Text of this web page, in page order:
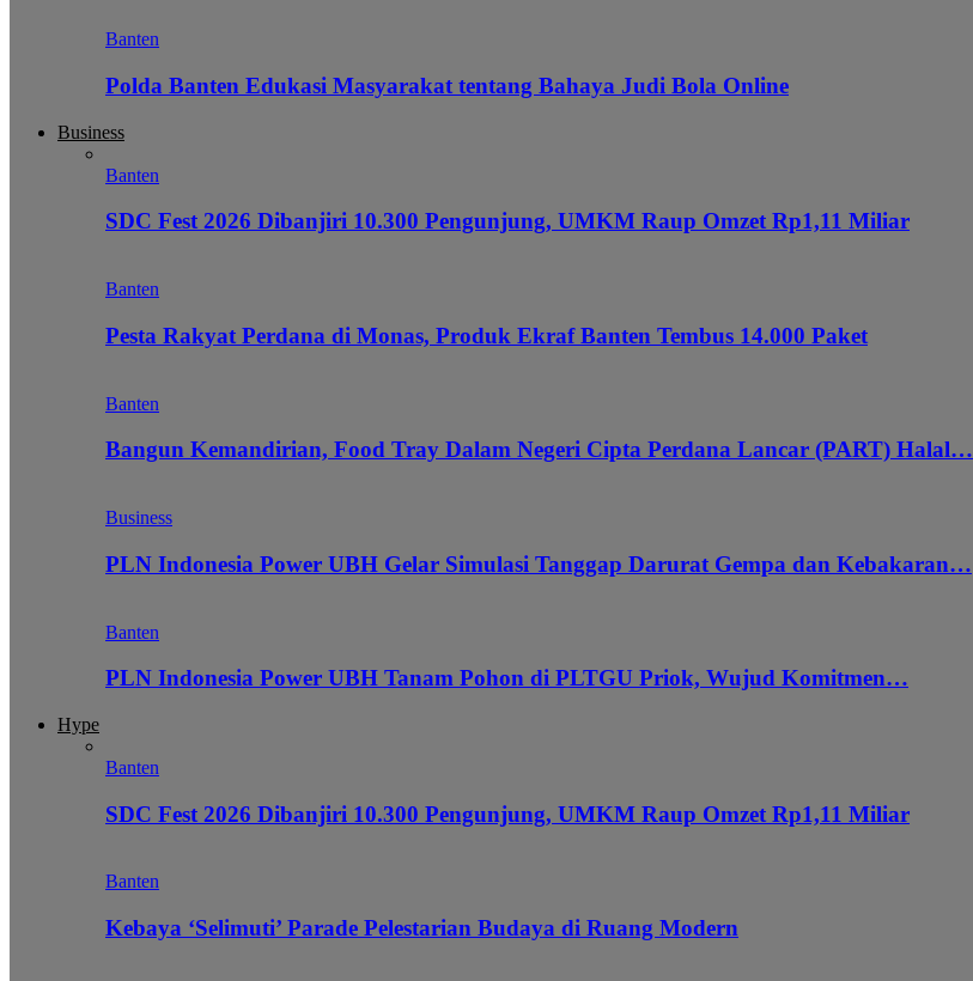
Banten
Polda Banten Edukasi Masyarakat tentang Bahaya Judi Bola Online
Business
Banten
SDC Fest 2026 Dibanjiri 10.300 Pengunjung, UMKM Raup Omzet Rp1,11 Miliar
Banten
Pesta Rakyat Perdana di Monas, Produk Ekraf Banten Tembus 14.000 Paket
Banten
Bangun Kemandirian, Food Tray Dalam Negeri Cipta Perdana Lancar (PART) Halal…
Business
PLN Indonesia Power UBH Gelar Simulasi Tanggap Darurat Gempa dan Kebakaran…
Banten
PLN Indonesia Power UBH Tanam Pohon di PLTGU Priok, Wujud Komitmen…
Hype
Banten
SDC Fest 2026 Dibanjiri 10.300 Pengunjung, UMKM Raup Omzet Rp1,11 Miliar
Banten
Kebaya ‘Selimuti’ Parade Pelestarian Budaya di Ruang Modern